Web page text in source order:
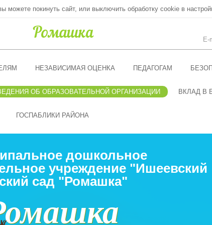
покинуть сайт, или выключить обработку cookie в
E-
НЕЗАВИСИМАЯ ОЦЕНКА ПЕДАГОГАМ
ОБ ОБРАЗОВАТЕЛЬНОЙ ОРГАНИЗАЦИИ ВКЛАД В
ГОСПАБЛИКИ РАЙОНА
дошкольное
учреждение "Ишеевский
сад "Ромашка"